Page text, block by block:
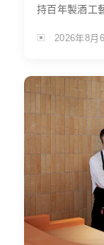
持百年製酒工
2026年8月